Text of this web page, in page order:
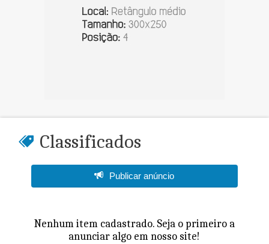
Classificados
Publicar anúncio
Nenhum item cadastrado. Seja o primeiro a
anunciar algo em nosso site!